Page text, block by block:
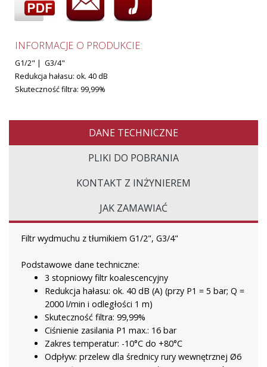
INFORMACJE O PRODUKCIE:
G1/2" | G3/4"
Redukcja hałasu: ok. 40 dB
Skuteczność filtra: 99,99%
DANE TECHNICZNE
PLIKI DO POBRANIA
KONTAKT Z INŻYNIEREM
JAK ZAMAWIAĆ
Filtr wydmuchu z tłumikiem G1/2", G3/4"
Podstawowe dane techniczne:
3 stopniowy filtr koalescencyjny
Redukcja hałasu: ok. 40 dB (A) (przy P1 = 5 bar; Q =
2000 l/min i odległości 1 m)
Skuteczność filtra: 99,99%
Ciśnienie zasilania P1 max.: 16 bar
Zakres temperatur: -10°C do +80°C
Odpływ: przelew dla średnicy rury wewnętrznej Ø6